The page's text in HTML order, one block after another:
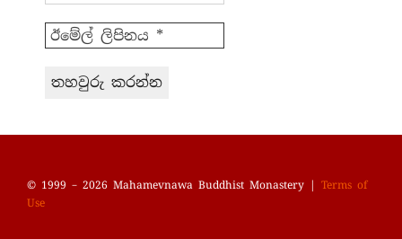
© 1999 – 2026 Mahamevnawa Buddhist Monastery | Terms of
Use